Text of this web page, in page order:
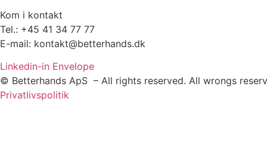
Kom i kontakt
Tel.: +45 41 34 77 77
E-mail: kontakt@betterhands.dk
Linkedin-in Envelope
© Betterhands ApS – All rights reserved. All wrongs
Privatlivspolitik